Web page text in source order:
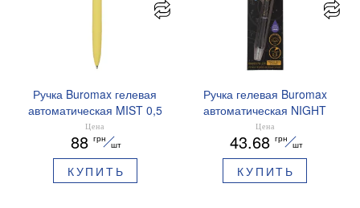
Ручка Buromax гелевая
автоматическая MIST 0,5
мм синие чернила
BM.83103
Цена
88 грн
шт
КУПИТЬ
Ручка гелевая Buromax
автоматическая NIGHT
SKY ZODIAC 0.5 мм
ароматизированный грипп
синие чернила BM.8379-
01
Цена
43.68 грн
шт
КУПИТЬ